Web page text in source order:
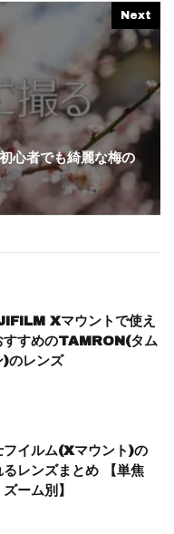
Next
心者でも綺麗な梅の
Xマウントで使え
すすめのTAMRON(タム
)のレンズ
フイルム(Xマウント)の
るレンズまとめ 【単焦
ズーム別】